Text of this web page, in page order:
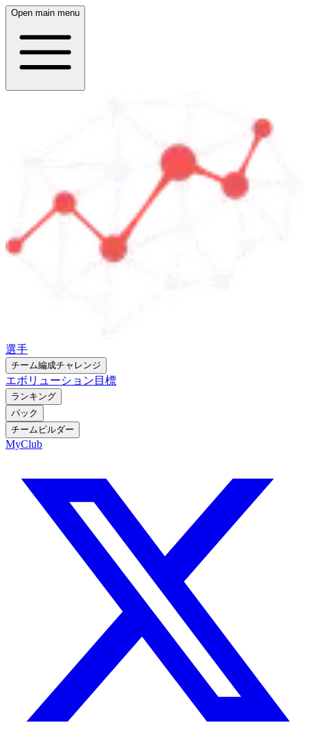
Open main menu
選手
チーム編成チャレンジ
エボリューション 目標
ランキング
パック
チームビルダー
MyClub